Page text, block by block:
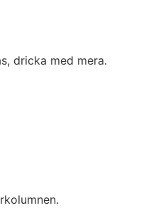
dricka med mera.